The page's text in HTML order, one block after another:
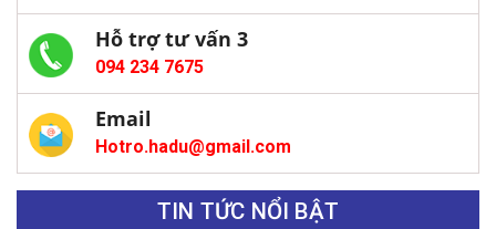
Hỗ trợ tư vấn 3
094 234 7675
Email
Hotro.hadu@gmail.com
TIN TỨC NỔI BẬT